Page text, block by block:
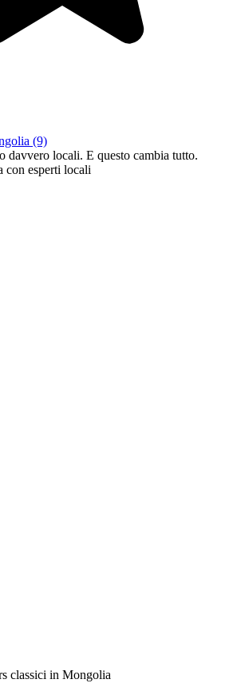
(9)
davvero locali. E questo cambia tutto.
con esperti locali
classici in Mongolia